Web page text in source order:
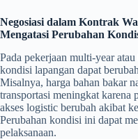
Negosiasi dalam Kontrak
Mengatasi Perubahan
Pada pekerjaan multi-year
kondisi lapangan dapat
Misalnya, harga bahan bakar
transportasi meningkat karena
akses logistic berubah akibat
Perubahan kondisi ini dapat
pelaksanaan.